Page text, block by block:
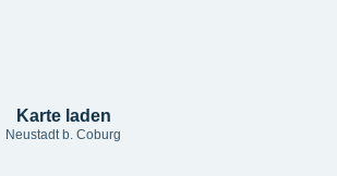
Karte laden
Neustadt b. Coburg